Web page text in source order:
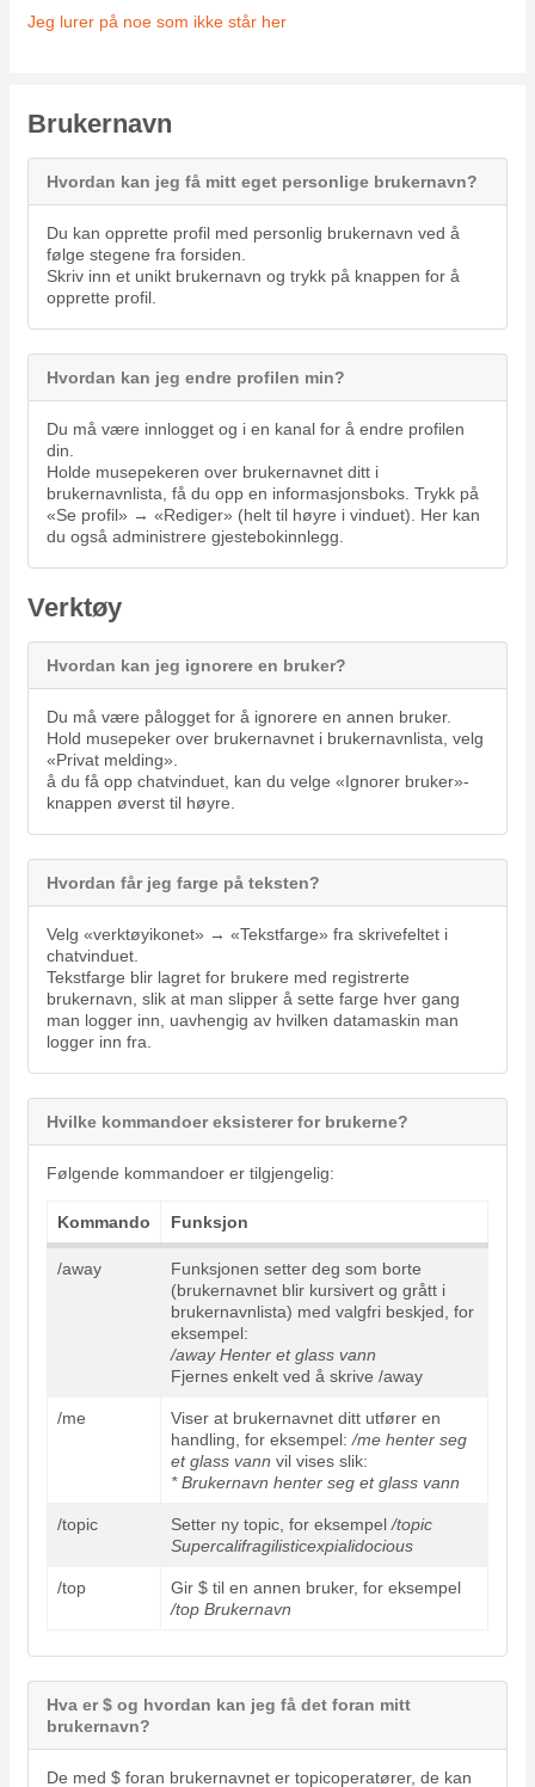
Jeg lurer på noe som ikke står her
Brukernavn
Hvordan kan jeg få mitt eget personlige brukernavn?
Du kan opprette profil med personlig brukernavn ved å
følge stegene fra forsiden.
Skriv inn et unikt brukernavn og trykk på knappen for å
opprette profil.
Hvordan kan jeg endre profilen min?
Du må være innlogget og i en kanal for å endre profilen
din.
Holde musepekeren over brukernavnet ditt i
brukernavnlista, få du opp en informasjonsboks. Trykk på
«Se profil» → «Rediger» (helt til høyre i vinduet). Her kan
du også administrere gjestebokinnlegg.
Verktøy
Hvordan kan jeg ignorere en bruker?
Du må være pålogget for å ignorere en annen bruker.
Hold musepeker over brukernavnet i brukernavnlista, velg
«Privat melding».
å du få opp chatvinduet, kan du velge «Ignorer bruker»-
knappen øverst til høyre.
Hvordan får jeg farge på teksten?
Velg «verktøyikonet» → «Tekstfarge» fra skrivefeltet i
chatvinduet.
Tekstfarge blir lagret for brukere med registrerte
brukernavn, slik at man slipper å sette farge hver gang
man logger inn, uavhengig av hvilken datamaskin man
logger inn fra.
Hvilke kommandoer eksisterer for brukerne?
Følgende kommandoer er tilgjengelig:
Kommando Funksjon
/away
Funksjonen setter deg som borte
(brukernavnet blir kursivert og grått i
brukernavnlista) med valgfri beskjed, for
eksempel:
/away Henter et glass vann
Fjernes enkelt ved å skrive /away
/me
Viser at brukernavnet ditt utfører en
handling, for eksempel: /me henter seg
et glass vann vil vises slik:
* Brukernavn henter seg et glass vann
/topic Setter ny topic, for eksempel /topic
Supercalifragilisticexpialidocious
/top
Gir $ til en annen bruker, for eksempel
/top Brukernavn
Hva er $ og hvordan kan jeg få det foran mitt
brukernavn?
De med $ foran brukernavnet er topicoperatører, de kan